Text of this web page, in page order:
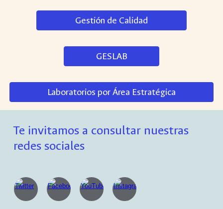
Gestión de Calidad
GESLAB
Laboratorios por Área Estratégica
Te invitamos a consultar nuestras
redes sociales